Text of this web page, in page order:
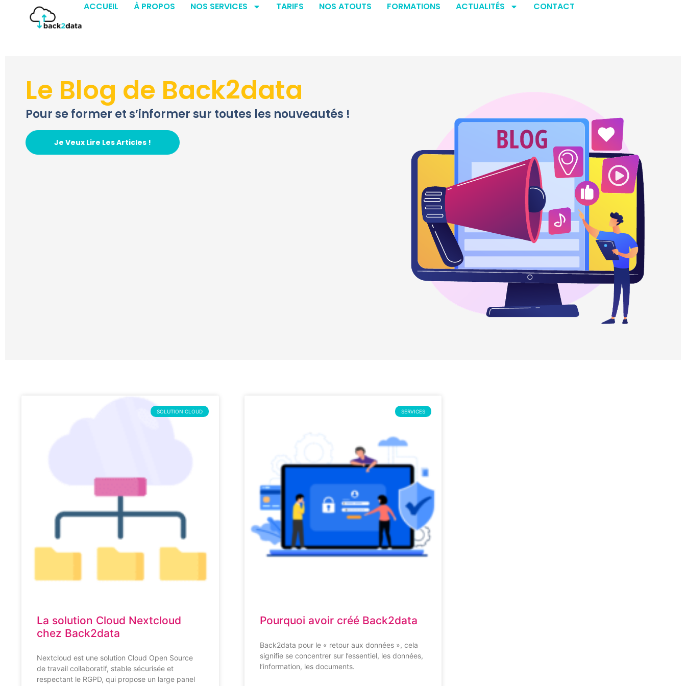
ACCUEIL À PROPOS NOS SERVICES TARIFS NOS ATOUTS FORMATIONS ACTUALITÉS CONTACT
Le Blog de Back2data
Pour se former et s’informer sur toutes les nouveautés !
Je Veux Lire Les Articles !
SOLUTION CLOUD
La solution Cloud Nextcloud
chez Back2data
Nextcloud est une solution Cloud Open Source
de travail collaboratif, stable sécurisée et
respectant le RGPD, qui propose un large panel
SERVICES
Pourquoi avoir créé Back2data
Back2data pour le « retour aux données », cela
signifie se concentrer sur l’essentiel, les données,
l’information, les documents.